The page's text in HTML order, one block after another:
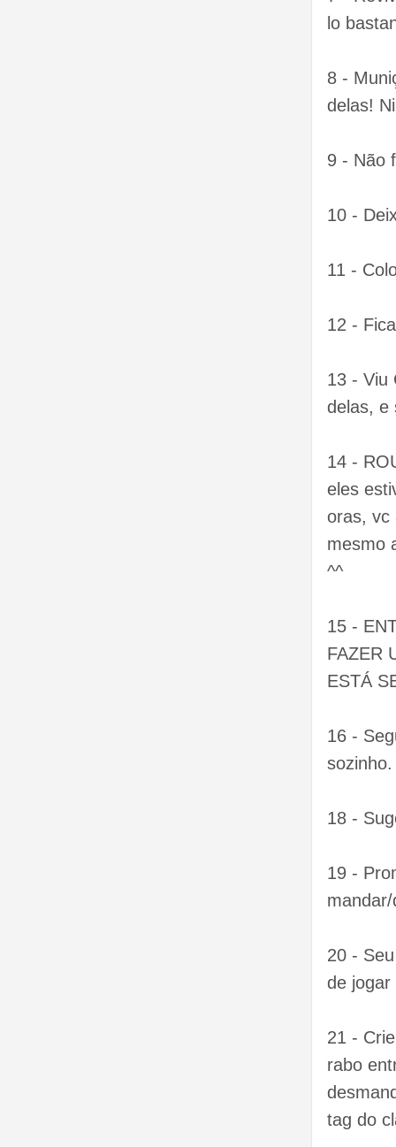
lo
8 -
delas!
9 - Não
10 -
11 -
12 -
13 - Viu
delas, e
14 -
eles
oras, vc
mesmo
^^
15 -
FAZER
ESTÁ
16 -
sozinho.
18 -
19 -
20 -
de jogar
21 -
rabo
tag do